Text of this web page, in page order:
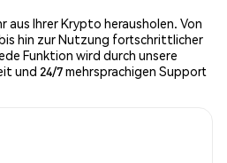
aus Ihrer Krypto herausholen. Von
hin zur Nutzung fortschrittlicher
Funktion wird durch unsere
und 24/7 mehrsprachigen Support